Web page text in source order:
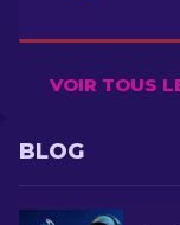
VOIR TOUS
BLOG